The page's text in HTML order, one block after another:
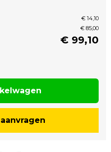
€ 14,10
€ 85,00
€ 99,10